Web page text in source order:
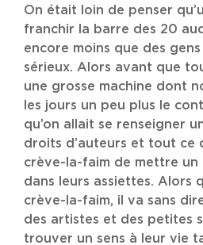
On était loin de penser
franchir la barre des 20
encore moins que des
sérieux. Alors avant que
une grosse machine dont
les jours un peu plus le
qu’on allait se renseigner
droits d’auteurs et tout ce
crève-la-faim de mettre un
dans leurs assiettes. Alors
crève-la-faim, il va sans
des artistes et des petites
trouver un sens à leur vie